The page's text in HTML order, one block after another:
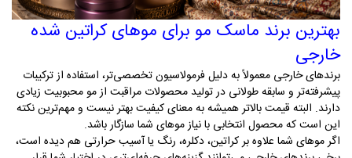
بهترین برند ماسک مو برای موهای کراتین شده
خارجی
برندهای خارجی معمولاً به دلیل فرمولاسیون تخصصی‌تر، استفاده از ترکیبات
پیشرفته‌تر و سابقه طولانی در تولید محصولات مراقبت از مو محبوبیت زیادی
دارند. البته قیمت بالاتر همیشه به معنای کیفیت بهتر نیست و مهم‌ترین نکته
این است که محصول انتخابی با نیاز موهای شما سازگار باشد.
اگر موهای شما علاوه بر کراتین، دکلره، رنگ یا آسیب حرارتی هم دیده است،